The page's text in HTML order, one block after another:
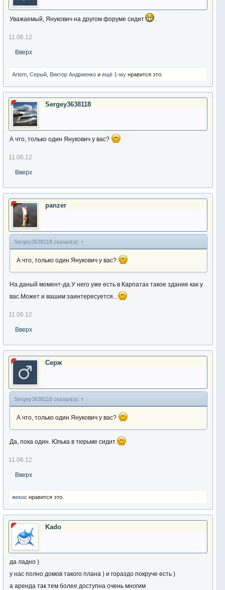
Уважаемый, Янукович на другом форуме сидит .
11.06.12
Вверх
Artem Серый Виктор Андриенко и ещё 1-му нравится это.
Sergey3638118
А что, только один Янукович у вас?
11.06.12
Вверх
panzer
Sergey3638118 сказал(а): ↑
А что, только один Янукович у вас?
На даный момент-да.У него уже есть в Карпатах такое здание как у
вас.Может и вашим заинтересуется...
11.06.12
Вверх
Серж
Sergey3638118 сказал(а): ↑
А что, только один Янукович у вас?
Да, пока один. Юлька в тюрьме сидит.
11.06.12
Вверх
жекос нравится это.
Kado
да ладно )
у нас полно домов такого плана ) и гораздо покруче есть )
а аренда так тем более доступна очень многим